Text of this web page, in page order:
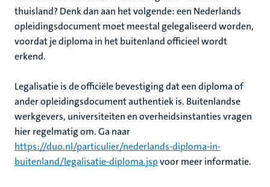
thuisland? Denk dan aan het volgende: een Nederlands
opleidingsdocument moet meestal gelegaliseerd worden,
voordat je diploma in het buitenland officieel wordt
erkend.
Legalisatie is de officiële bevestiging dat een diploma of
ander opleidingsdocument authentiek is. Buitenlandse
werkgevers, universiteiten en overheidsinstanties vragen
hier regelmatig om. Ga naar
https://duo.nl/particulier/nederlands-diploma-in-
buitenland/legalisatie-diploma.jspvoor meer informatie.